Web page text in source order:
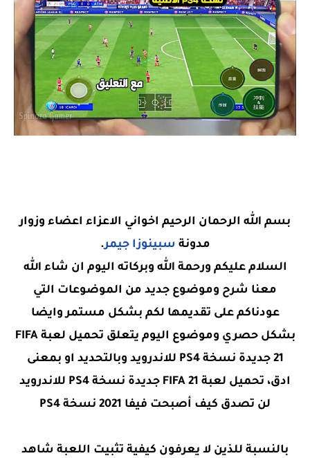
بسم الله الرحمان الرحيم اخواني الاعزاء اعضاء وزوار
مدونة سبينوزا جيمر.
السلام عليكم ورحمة الله وبركاته اليوم ان شاء الله
معنا شرح وموضوع جديد من الموضوعات التي
عودناكم على تقديمها لكم بشكل مستمر وايضا
بشكل حصري وموضوع اليوم يتعلق تحميل لعبة FIFA
21 جديدة نسخة PS4 للاندرويد وبالتحديد او بمعنى
ادق،
تحميل لعبة FIFA 21 جديدة نسخة PS4 للاندرويد
لن تصدق كيف أصبحت فيفا 2021 نسخة PS4
بالنسبة للذين لا يعرفون كيفية تثبيت اللعبة شاهد